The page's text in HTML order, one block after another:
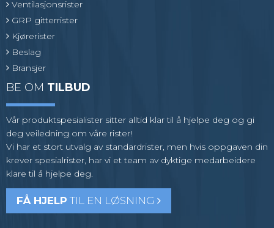
Ventilasjonsrister
GRP gitterrister
Kjørerister
Beslag
Bransjer
BE OM TILBUD
Vår produktspesialister sitter alltid klar til å hjelpe deg og gi
deg veiledning om våre rister!
Vi har et stort utvalg av standardrister, men hvis oppgaven din
krever spesialrister, har vi et team av dyktige medarbeidere
klare til å hjelpe deg.
FÅ HJELP TIL EN LØSNING